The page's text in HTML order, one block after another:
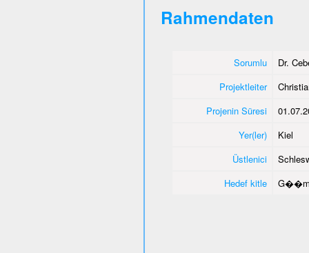
Rahmendaten
Sorumlu
Dr.
Projektleiter
Projenin Süresi
Yer(ler)
Kiel
Üstlenici
Hedef kitle